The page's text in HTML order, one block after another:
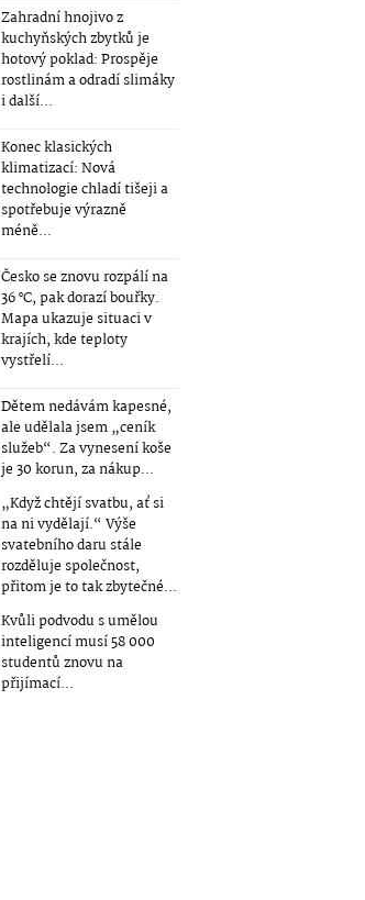
Zahradní hnojivo z
kuchyňských zbytků je
hotový poklad: Prospěje
rostlinám a odradí slimáky
i další...
Konec klasických
klimatizací: Nová
technologie chladí tišeji a
spotřebuje výrazně
méně...
Česko se znovu rozpálí na
36 °C, pak dorazí bouřky.
Mapa ukazuje situaci v
krajích, kde teploty
vystřelí...
Dětem nedávám kapesné,
ale udělala jsem „ceník
služeb“. Za vynesení koše
je 30 korun, za nákup...
„Když chtějí svatbu, ať si
na ni vydělají.“ Výše
svatebního daru stále
rozděluje společnost,
přitom je to tak zbytečné...
Kvůli podvodu s umělou
inteligencí musí 58 000
studentů znovu na
přijímací...